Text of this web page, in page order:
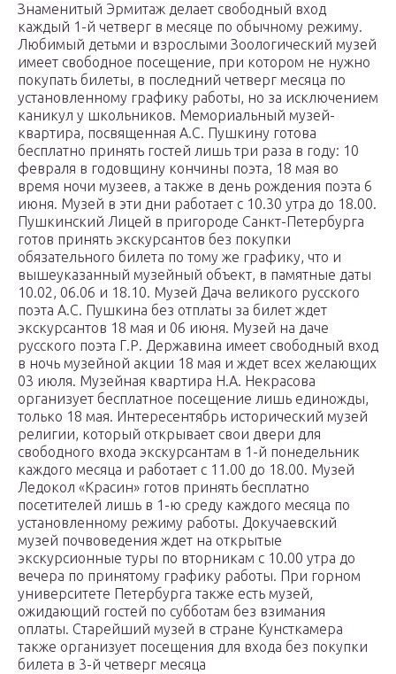
Знаменитый Эрмитаж делает свободный вход
каждый 1-й четверг в месяце по обычному режиму.
Любимый детьми и взрослыми Зоологический музей
имеет свободное посещение, при котором не нужно
покупать билеты, в последний четверг месяца по
установленному графику работы, но за исключением
каникул у школьников. Мемориальный музей-
квартира, посвященная А.С. Пушкину готова
бесплатно принять гостей лишь три раза в году: 10
февраля в годовщину кончины поэта, 18 мая во
время ночи музеев, а также в день рождения поэта 6
июня. Музей в эти дни работает с 10.30 утра до 18.00.
Пушкинский Лицей в пригороде Санкт-Петербурга
готов принять экскурсантов без покупки
обязательного билета по тому же графику, что и
вышеуказанный музейный объект, в памятные даты
10.02, 06.06 и 18.10. Музей Дача великого русского
поэта А.С. Пушкина без отплаты за билет ждет
экскурсантов 18 мая и 06 июня. Музей на даче
русского поэта Г.Р. Державина имеет свободный вход
в ночь музейной акции 18 мая и ждет всех желающих
03 июля. Музейная квартира Н.А. Некрасова
организует бесплатное посещение лишь единожды,
только 18 мая. Интересентябрь исторический музей
религии, который открывает свои двери для
свободного входа экскурсантам в 1-й понедельник
каждого месяца и работает с 11.00 до 18.00. Музей
Ледокол «Красин» готов принять бесплатно
посетителей лишь в 1-ю среду каждого месяца по
установленному режиму работы. Докучаевский
музей почвоведения ждет на открытые
экскурсионные туры по вторникам с 10.00 утра до
вечера по принятому графику работы. При горном
университете Петербурга также есть музей,
ожидающий гостей по субботам без взимания
оплаты. Старейший музей в стране Кунсткамера
также организует посещения для входа без покупки
билета в 3-й четверг месяца